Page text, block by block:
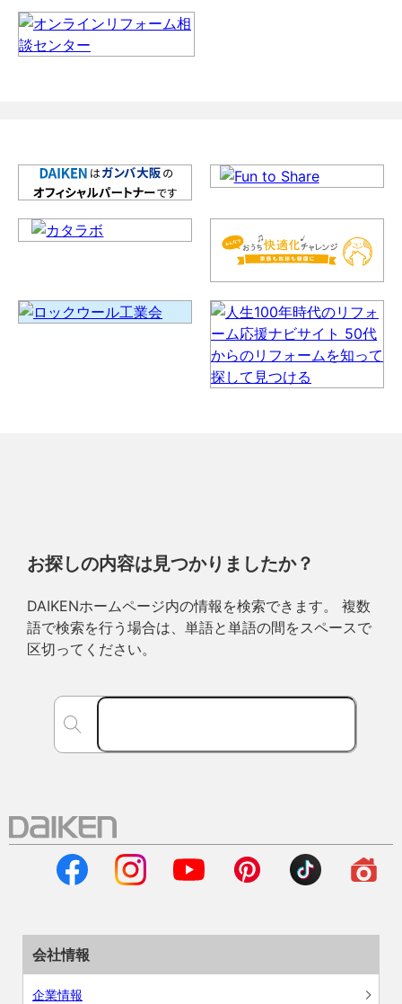
お探しの内容は見つかりましたか？
DAIKENホームページ内の情報を検索できます。 複数
語で検索を行う場合は、単語と単語の間をスペースで
区切ってください。
会社情報
企業情報